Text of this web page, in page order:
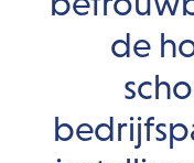
de